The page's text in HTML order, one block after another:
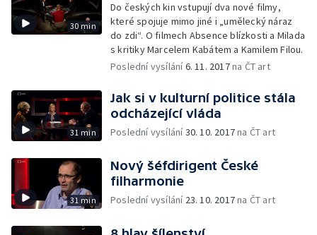
30 min
Do českých kin vstupují dva nové filmy,
které spojuje mimo jiné i „umělecký náraz
do zdi“. O filmech Absence blízkosti a Milada
s kritiky Marcelem Kabátem a Kamilem Filou.
Poslední vysílání6. 11. 2017na ČT art
31 min
Jak si v kulturní politice stála
odcházející vláda
Poslední vysílání30. 10. 2017na ČT art
31 min
Nový šéfdirigent České
filharmonie
Poslední vysílání 23. 10. 2017na ČT art